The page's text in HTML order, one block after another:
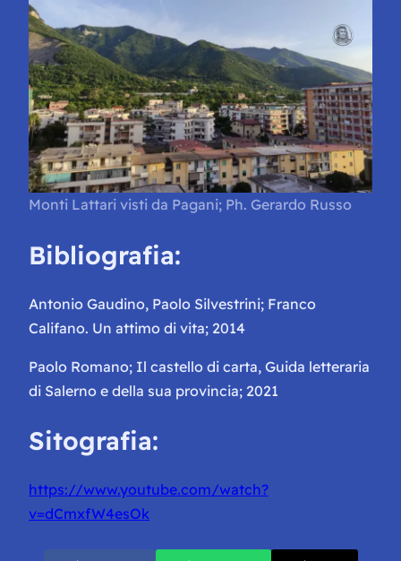
Monti Lattari visti da Pagani; Ph. Gerardo Russo
Bibliografia:
Antonio Gaudino, Paolo Silvestrini; Franco
Califano. Un attimo di vita; 2014
Paolo Romano; Il castello di carta, Guida letteraria
di Salerno e della sua provincia; 2021
Sitografia:
https://www.youtube.com/watch?
v=dCmxfW4esOk